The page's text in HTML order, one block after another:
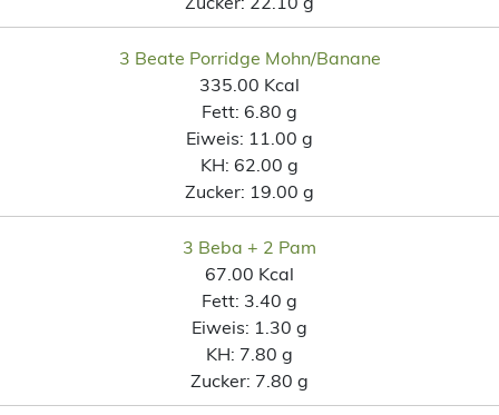
3 Beate Porridge Mohn/Banane
335.00 Kcal
Fett: 6.80 g
Eiweis: 11.00 g
KH: 62.00 g
Zucker: 19.00 g
3 Beba + 2 Pam
67.00 Kcal
Fett: 3.40 g
Eiweis: 1.30 g
KH: 7.80 g
Zucker: 7.80 g